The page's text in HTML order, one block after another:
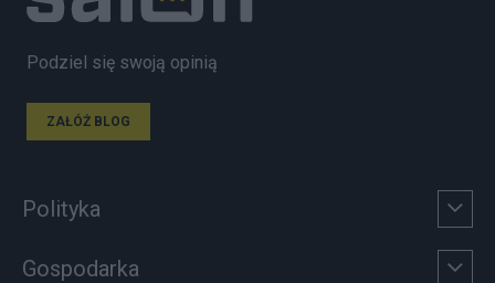
Podziel się swoją opinią
ZAŁÓŻ BLOG
Polityka
Gospodarka